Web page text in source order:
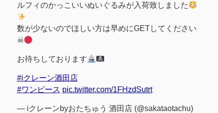
ルフィのかっこいいぬいぐるみが入荷致しました
数が少ないのでほしい方は早めにGETしてください
☠
お待ちしております
#iクレーン酒田店
#ワンピース pic.twitter.com/1FHzdSutrt
— iクレーンbyおたちゅう 酒田店 (@sakataotachu)